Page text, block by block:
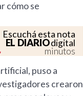
cómo se
Escuchá esta nota
EL DIARIOdigital
minutos
puso a
crearon